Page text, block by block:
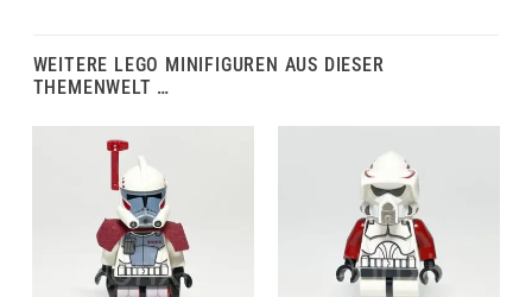
WEITERE LEGO MINIFIGUREN AUS DIESER
THEMENWELT …